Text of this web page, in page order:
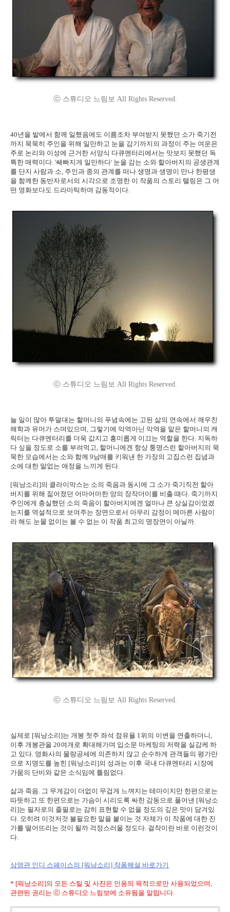
ⓒ 스튜디오 느림보 All Rights Reserved.
40년을 밭에서 함께 일했음에도 이름조차 부여받지 못했던 소가 죽기전
까지 묵묵히 주인을 위해 일만하고 눈을 감기까지의 과정이 주는 여운은
주로 논리와 이성에 근거한 서양식 다큐멘터리에서는 맛보지 못했던 독
특한 매력이다. '쌔빠지게 일만하다' 눈을 감는 소와 할아버지의 공생관계
를 단지 사람과 소, 주인과 종의 관계를 떠나 생명과 생명이 만나 한평생
을 함께한 동반자로서의 시각으로 조명한 이 작품의 스토리 텔링은 그 어
떤 영화보다도 드라마틱하며 감동적이다.
ⓒ 스튜디오 느림보 All Rights Reserved.
늘 일이 많아 투덜대는 할머니의 푸념속에는 고된 삶의 연속에서 깨우친
해학과 유머가 스며있으며, 그렇기에 악역아닌 악역을 맡은 할머니의 캐
릭터는 다큐멘터리를 더욱 값지고 흥미롭게 이끄는 역할을 한다. 지독하
다 싶을 정도로 소를 부려먹고, 할머니에겐 항상 퉁명스런 할아버지의 묵
묵한 모습에서는 소와 함께 9남매를 키워낸 한 가장의 고집스런 집념과
소에 대한 말없는 애정을 느끼게 된다.
[워낭소리]의 클라이막스는 소의 죽음과 동시에 그 소가 죽기직전 할아
버지를 위해 짊어졌던 어마어마한 양의 장작더미를 비출 때다. 죽기까지
주인에게 충실했던 소의 죽음이 할아버지에겐 얼마나 큰 상실감이었겠
는지를 역설적으로 보여주는 장면으로서 아무리 감정이 메마른 사람이
라 해도 눈물 없이는 볼 수 없는 이 작품 최고의 명장면이 아닐까.
ⓒ 스튜디오 느림보 All Rights Reserved.
실제로 [워낭소리]는 개봉 첫주 좌석 점유율 1위의 이변을 연출하더니,
이후 개봉관을 20여개로 확대해가며 입소문 마케팅의 저력을 실감케 하
고 있다. 영화사의 물량공세에 의존하지 않고 순수하게 관객들의 평가만
으로 지명도를 높힌 [워낭소리]의 성과는 이후 국내 다큐멘터리 시장에
가뭄의 단비와 같은 소식임에 틀림없다.
삶과 죽음. 그 무게감이 더없이 무겁게 느껴지는 테마이지만 한편으로는
따뜻하고 또 한편으로는 가슴이 시리도록 싸한 감동으로 풀어낸 [워낭소
리]는 필자로의 졸필로는 감히 표현할 수 없을 정도의 깊은 맛이 담겨있
다. 오히려 이것저것 불필요한 말을 붙이는 것 자체가 이 작품에 대한 진
가를 떨어뜨리는 것이 될까 걱정스러울 정도다. 걸작이란 바로 이런것이
다.
상영관 인디 스페이스의 [워낭소리] 작품해설 바로가기
* [워낭소리]의 모든 스틸 및 사진은 인용의 목적으로만 사용되었으며,
관련된 권리는 ⓒ 스튜디오 느림보에 소유됨을 알립니다.